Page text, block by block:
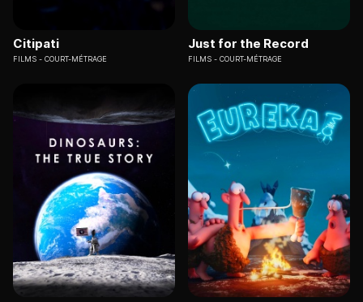
Citipati
FILMS COURT-MÉTRAGE
Just for the Record
FILMS COURT-MÉTRAGE